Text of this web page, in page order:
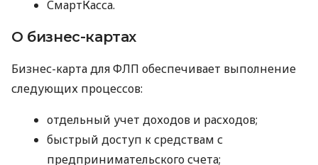
СмартКасса.
О бизнес-картах
Бизнес-карта для ФЛП обеспечивает выполнение
следующих процессов:
отдельный учет доходов и расходов;
быстрый доступ к средствам с
предпринимательского счета;